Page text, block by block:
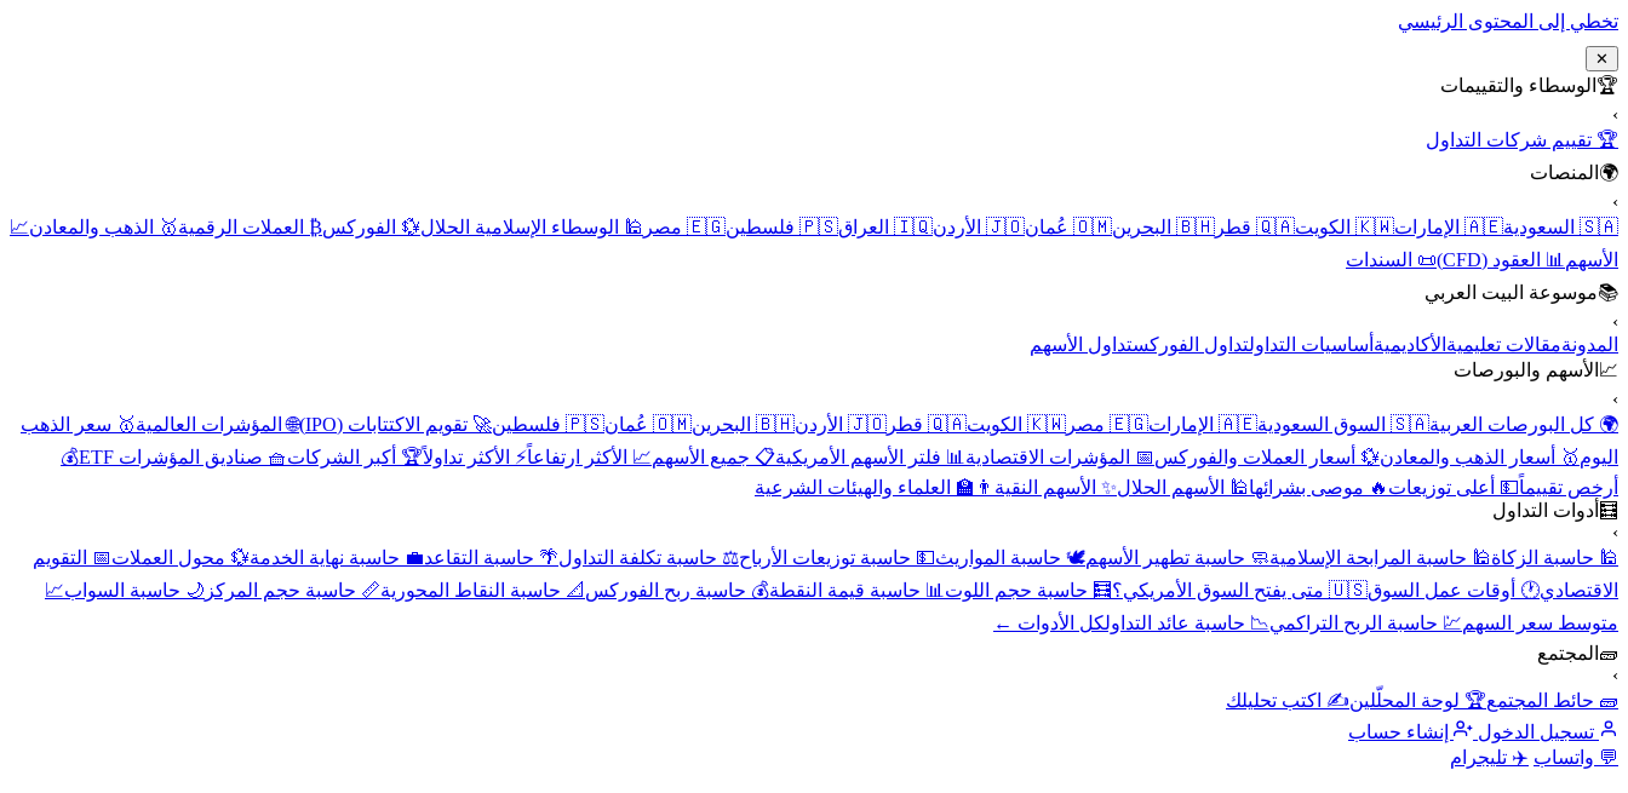
تخطي إلى المحتوى الرئيسي
✕
🏆 الوسطاء والتقييمات
›
🏆 تقييم شركات التداول
🌍 المنصات
›
🇸🇦 السعودية
🇦🇪 الإمارات 🇰🇼 الكويت 🇶🇦 قطر 🇧🇭 البحرين 🇴🇲 عُمان 🇯🇴 الأردن 🇮🇶 العراق 🇵🇸 فلسطين 🇪🇬 مصر 🕌 الوسطاء الإسلامية الحلال💱 الفوركس₿ العملات الرقمية🥇 الذهب والمعادن📈
الأسهم 📊 العقود (CFD)
📜 السندات
📚موسوعة البيت العربي
›
المدونةمقالات تعليمية الأكاديمية أساسيات التداولتداول الفوركستداول الأسهم
📈 الأسهم والبورصات
›
🌍 كل البورصات العربية🇸🇦 السوق السعودية 🇦🇪 الإمارات 🇪🇬 مصر 🇰🇼 الكويت 🇶🇦 قطر 🇯🇴 الأردن 🇧🇭 البحرين 🇴🇲 عُمان 🇵🇸 فلسطين 🚀 تقويم الاكتتابات (IPO) 🌐 المؤشرات العالمية🥇 سعر الذهب
اليوم🥇 أسعار الذهب والمعادن💱 أسعار العملات والفوركس📅 المؤشرات الاقتصادية 📊 فلتر الأسهم الأمريكية📋 جميع الأسهم📈 الأكثر ارتفاعاً⚡ الأكثر تداولاً🏆 أكبر الشركات🧺 صناديق المؤشرات ETF
💰
أرخص تقييماً💵 أعلى توزيعات 🔥 موصى بشرائها🕌 الأسهم الحلال✨ الأسهم النقية 👨‍🏫 العلماء والهيئات الشرعية
🧮 أدوات التداول
›
🕌 حاسبة الزكاة🕌 حاسبة المرابحة الإسلامية🧼 حاسبة تطهير الأسهم🕊️ حاسبة المواريث💵 حاسبة توزيعات الأرباح⚖️ حاسبة تكلفة التداول🌴 حاسبة التقاعد💼 حاسبة نهاية الخدمة💱 محول العملات📅 التقويم
الاقتصادي🕐 أوقات عمل السوق🇺🇸 متى يفتح السوق الأمريكي؟ 🧮 حاسبة حجم اللوت 📊 حاسبة قيمة النقطة💰 حاسبة ربح الفوركس 📐 حاسبة النقاط المحورية📏 حاسبة حجم المركز 🌙 حاسبة السواب📈
متوسط سعر السهم💹 حاسبة الربح التراكمي📉 حاسبة عائد التداولكل الأدوات ←
🧱 المجتمع
›
🧱 حائط المجتمع🏆 لوحة المحلّلين✍️ اكتب تحليلك
تسجيل الدخول
إنشاء حساب
💬 واتساب ✈️ تليجرام